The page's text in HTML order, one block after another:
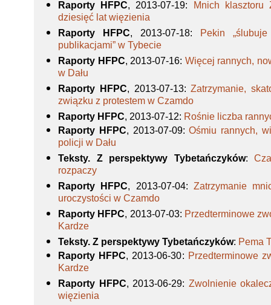
Raporty HFPC, 2013-07-19: Mnich
dziesięć lat więzienia
Raporty HFPC, 2013-07-18: Pekin
publikacjami” w Tybecie
Raporty HFPC, 2013-07-16: Więcej rannych,
w Dału
Raporty HFPC, 2013-07-13:Zatrzymanie,
związku z protestem w Czamdo
Raporty HFPC, 2013-07-12: Rośnie liczba
Raporty HFPC, 2013-07-09:Ośmiu rannych,
policji w Dału
Teksty. Z perspektywy Tybetańczyków:
rozpaczy
Raporty HFPC, 2013-07-04:Zatrzymanie
uroczystości w Czamdo
Raporty HFPC, 2013-07-03: Przedterminowe
Kardze
Teksty. Z perspektywy Tybetańczyków: Pema
Raporty HFPC, 2013-06-30: Przedterminowe
Kardze
Raporty HFPC, 2013-06-29: Zwolnienie
więzienia